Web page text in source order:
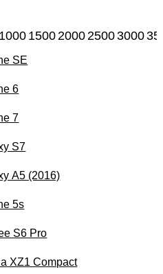
1000 1500200025003000
SE
6
7
S7
A5 (2016)
5s
S6 Pro
XZ1 Compact